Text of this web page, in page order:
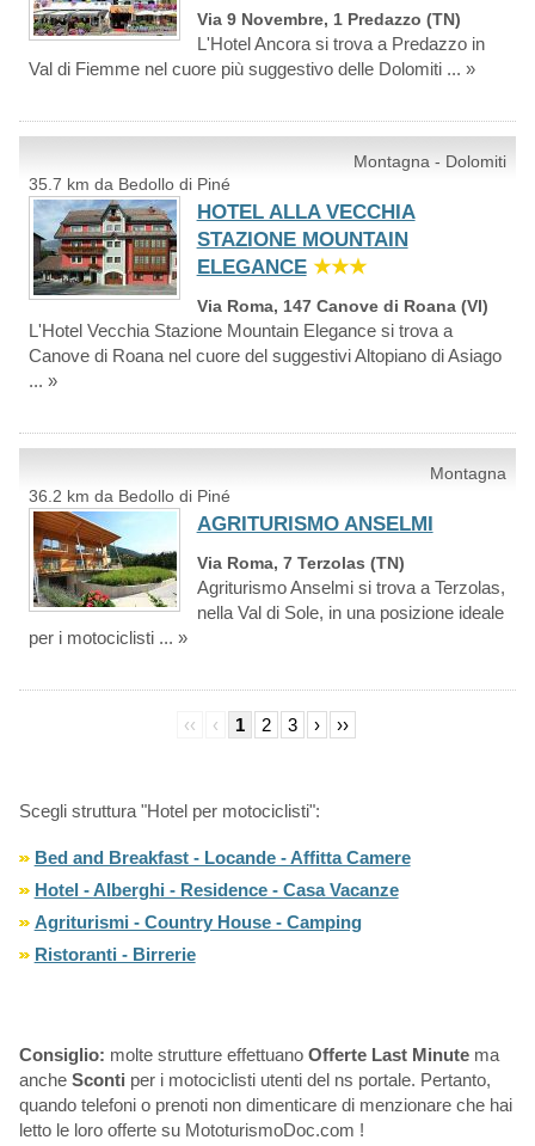
Via 9 Novembre, 1 Predazzo (TN)
L'Hotel Ancora si trova a Predazzo in
Val di Fiemme nel cuore più suggestivo delle Dolomiti ... »
Montagna - Dolomiti
35.7 km da Bedollo di Piné
HOTEL ALLA VECCHIA
STAZIONE MOUNTAIN
ELEGANCE ★★★
Via Roma, 147 Canove di Roana (VI)
L'Hotel Vecchia Stazione Mountain Elegance si trova a
Canove di Roana nel cuore del suggestivi Altopiano di Asiago
... »
Montagna
36.2 km da Bedollo di Piné
AGRITURISMO ANSELMI
Via Roma, 7 Terzolas (TN)
Agriturismo Anselmi si trova a Terzolas,
nella Val di Sole, in una posizione ideale
per i motociclisti ... »
‹‹ ‹ 1 2 3 › ››
Scegli struttura "Hotel per motociclisti":
Bed and Breakfast - Locande - Affitta Camere
Hotel - Alberghi - Residence - Casa Vacanze
Agriturismi - Country House - Camping
Ristoranti - Birrerie
Consiglio: molte strutture effettuano Offerte Last Minutema
anche Sconti per i motociclisti utenti del ns portale. Pertanto,
quando telefoni o prenoti non dimenticare di menzionare che hai
letto le loro offerte su MototurismoDoc.com !